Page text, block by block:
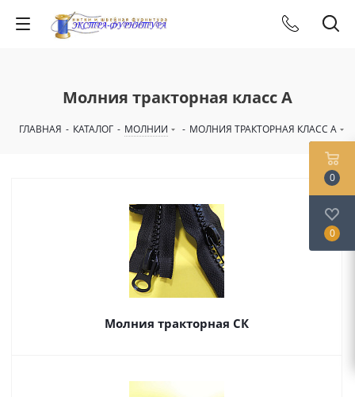
Молния тракторная класс А
ГЛАВНАЯ - КАТАЛОГ - МОЛНИИ - МОЛНИЯ ТРАКТОРНАЯ КЛАСС А
Молния тракторная СК
0
0